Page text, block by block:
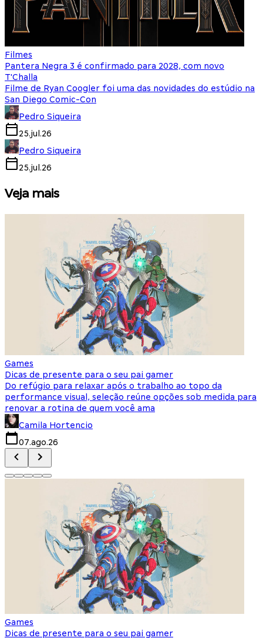
Filmes
Pantera Negra 3 é confirmado para 2028, com novo
T'Challa
Filme de Ryan Coogler foi uma das novidades do estúdio na
San Diego Comic-Con
Pedro Siqueira
25.jul.26
Pedro Siqueira
25.jul.26
Veja mais
Games
Dicas de presente para o seu pai gamer
Do refúgio para relaxar após o trabalho ao topo da
performance visual, seleção reúne opções sob medida para
renovar a rotina de quem você ama
Camila Hortencio
07.ago.26
Games
Dicas de presente para o seu pai gamer